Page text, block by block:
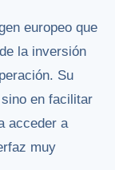
europeo que
la inversión
Su
en facilitar
acceder a
muy